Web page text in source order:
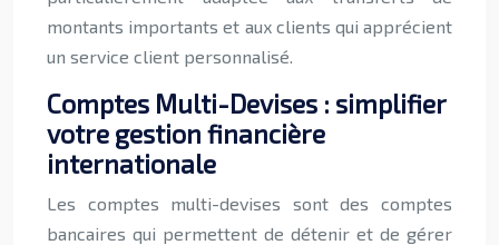
montants importants et aux clients qui apprécient
un service client personnalisé.
Comptes Multi-Devises : simplifier
votre gestion financière
internationale
Les comptes multi-devises sont des comptes
bancaires qui permettent de détenir et de gérer